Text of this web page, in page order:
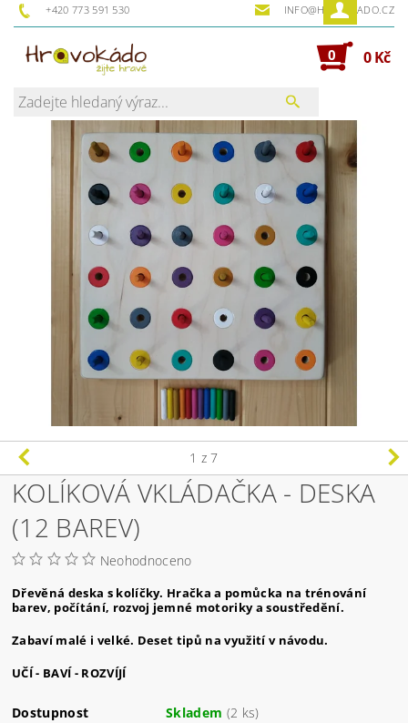
+420 773 591 530 INFO@HRAVOKADO.CZ
0 0 Kč
1 z 7
KOLÍKOVÁ VKLÁDAČKA - DESKA
(12 BAREV)
Neohodnoceno
Dřevěná deska s kolíčky. Hračka a pomůcka na trénování
barev, počítání, rozvoj jemné motoriky a soustředění.
Zabaví malé i velké. Deset tipů na využití v návodu.
UČÍ - BAVÍ - ROZVÍJÍ
Dostupnost Skladem (2 ks)